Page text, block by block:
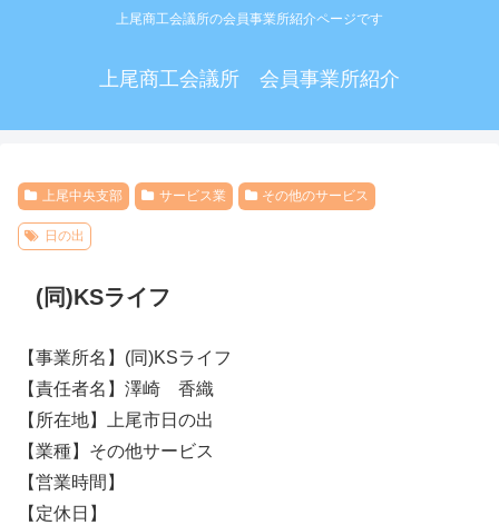
上尾商工会議所の会員事業所紹介ページです
上尾商工会議所 会員事業所紹介
上尾中央支部 サービス業 その他のサービス
日の出
(同)KSライフ
【事業所名】(同)KSライフ
【責任者名】澤崎 香織
【所在地】上尾市日の出
【業種】その他サービス
【営業時間】
【定休日】